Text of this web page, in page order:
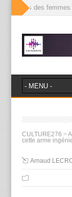
visages des femmes
CULTURE276 >
cette arme
Arnaud